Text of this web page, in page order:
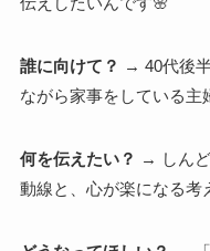
誰に向けて？ → 40代後
ながら家事をしている主
何を伝えたい？ → しん
動線と、心が楽になる考